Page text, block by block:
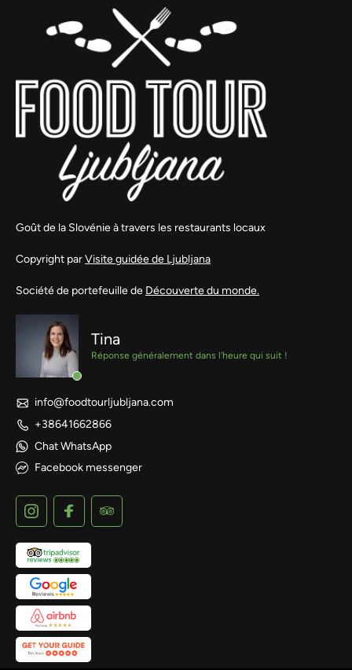
Goût de la Slovénie à travers les restaurants locaux
Copyright parVisite guidée de Ljubljana
Société de portefeuille de Découverte du monde.
Tina
Réponse généralement dans l'heure qui suit !
info@foodtourljubljana.com
+38641662866
Chat WhatsApp
Facebook messenger